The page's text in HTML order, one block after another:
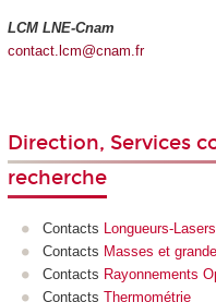
LCM LNE-Cnam
contact.lcm@cnam.fr
Direction, Services
recherche
Contacts
Longueurs-Lasers
Contacts Masses et
Contacts Rayonnements
Contacts Thermométrie